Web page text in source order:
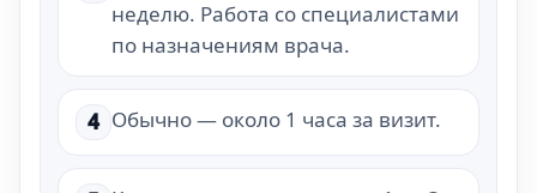
неделю. Работа со специалистами
по назначениям врача.
4 Обычно — около 1 часа за визит.